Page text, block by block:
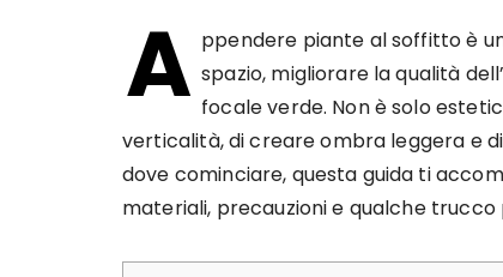
A ppendere piante al soffitto è
spazio, migliorare la qualità
focale verde. Non è solo
verticalità, di creare ombra leggera e
dove cominciare, questa guida ti
materiali, precauzioni e qualche